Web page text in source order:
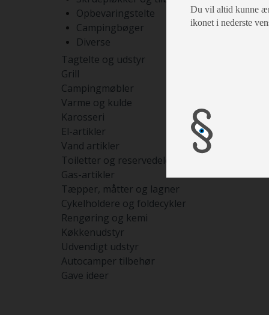
Opbevaringstelte
Campingbøger
Diverse
Tagtelte og udstyr
Grill
Campingmøbler
Varme og kulde
Karosseri
El-artikler
Vand artikler
Toiletter og reservedele
Gas-artikler
Tæpper, måtter og lagner
Cykelholdere og foldecykler
Rengøring og kemi
Køkkenudstyr
Udvendigt udstyr
Autocamper tilbehør
Gave ideer
Du vil altid kunne
ikonet i nederste